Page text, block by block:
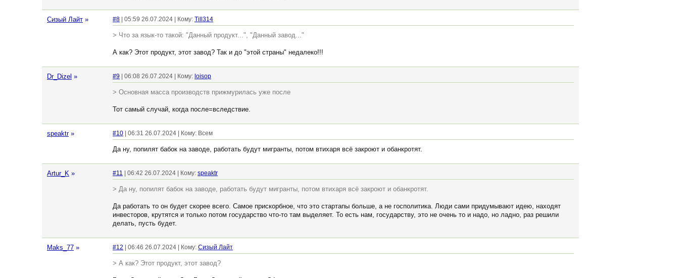
Сизый Лайт » #8 | 05:59 26.07.2024 | Кому: Till314
> Что за язык-то такой: "Данный продукт...", "Данный завод..."
А как? Этот продукт, этот завод? Так и до "этой страны" недалеко!!!
Dr_Dizel » #9 | 06:08 26.07.2024 | Кому: loisop
> Основная масса производств прижмурилась уже после
Тот самый случай, когда после=вследствие.
speaktr » #10 | 06:31 26.07.2024 | Кому: Всем
Да ну, попилят бабок на заводе, работать будут мигранты, потом втихаря всё закроют и обанкротят.
Artur_K » #11 | 06:42 26.07.2024 | Кому: speaktr
> Да ну, попилят бабок на заводе, работать будут мигранты, потом втихаря всё закроют и обанкротят.
Да работать то он будет скорее всего. Самое прискорбное, что это стартапы больше, а не госполитика. Люди сами придумывают идею, находят
инвесторов, крутятся и только потом государство что-то там выделяет. То есть нам, государству, это не очень то и надо, но ладно, раз решили
делать, пусть будет.
Maks_77 » #12 | 06:46 26.07.2024 | Кому: Сизый Лайт
> А как? Этот продукт, этот завод?